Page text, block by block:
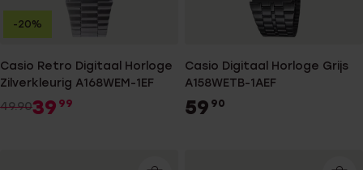
Casio Retro Digitaal Horloge
Zilverkleurig A168WEM-1EF
49.9039 99
-20%
Casio Digitaal Horloge Grijs
A158WETB-1AEF
59 90